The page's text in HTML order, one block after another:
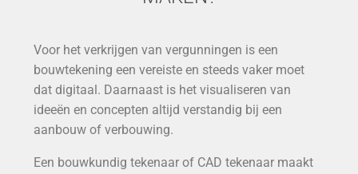
Voor het verkrijgen van vergunningen is een
bouwtekening een vereiste en steeds vaker moet
dat digitaal. Daarnaast is het visualiseren van
ideeën en concepten altijd verstandig bij een
aanbouw of verbouwing.
Een bouwkundig tekenaar of CAD tekenaar maakt